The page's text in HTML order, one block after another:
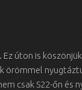
úton is
örömmel
csak S22-őn és